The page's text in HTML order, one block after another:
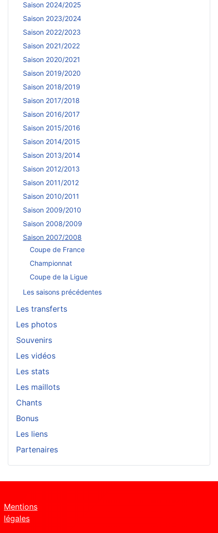
Saison 2024/2025
Saison 2023/2024
Saison 2022/2023
Saison 2021/2022
Saison 2020/2021
Saison 2019/2020
Saison 2018/2019
Saison 2017/2018
Saison 2016/2017
Saison 2015/2016
Saison 2014/2015
Saison 2013/2014
Saison 2012/2013
Saison 2011/2012
Saison 2010/2011
Saison 2009/2010
Saison 2008/2009
Saison 2007/2008
Coupe de France
Championnat
Coupe de la Ligue
Les saisons précédentes
Les transferts
Les photos
Souvenirs
Les vidéos
Les stats
Les maillots
Chants
Bonus
Les liens
Partenaires
Mentions
légales